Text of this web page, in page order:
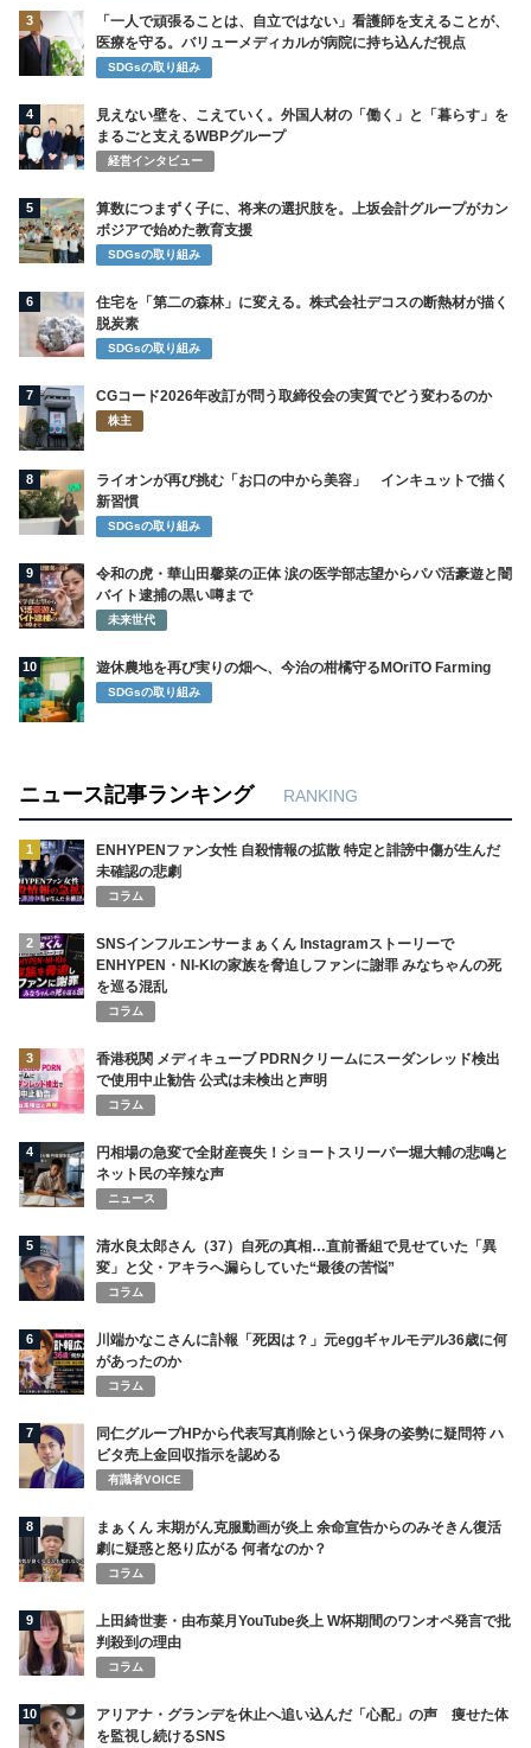
3
「一人で頑張ることは、自立ではない」看護師を支えることが、
医療を守る。バリューメディカルが病院に持ち込んだ視点
SDGsの取り組み
4
見えない壁を、こえていく。外国人材の「働く」と「暮らす」を
まるごと支えるWBPグループ
経営インタビュー
5
算数につまずく子に、将来の選択肢を。上坂会計グループがカン
ボジアで始めた教育支援
SDGsの取り組み
6
住宅を「第二の森林」に変える。株式会社デコスの断熱材が描く
脱炭素
SDGsの取り組み
7 CGコード2026年改訂が問う取締役会の実質でどう変わるのか
株主
8
ライオンが再び挑む「お口の中から美容」 インキュットで描く
新習慣
SDGsの取り組み
9
令和の虎・華山田馨菜の正体 涙の医学部志望からパパ活豪遊と闇
バイト逮捕の黒い噂まで
未来世代
10 遊休農地を再び実りの畑へ、今治の柑橘守るMOriTO Farming
SDGsの取り組み
ニュース記事ランキング RANKING
1
ENHYPENファン女性 自殺情報の拡散 特定と誹謗中傷が生んだ
未確認の悲劇
コラム
2
SNSインフルエンサーまぁくん Instagramストーリーで
ENHYPEN・NI-KIの家族を脅迫しファンに謝罪 みなちゃんの死
を巡る混乱
コラム
3
香港税関 メディキューブ PDRNクリームにスーダンレッド検出
で使用中止勧告 公式は未検出と声明
コラム
4
円相場の急変で全財産喪失！ショートスリーパー堀大輔の悲鳴と
ネット民の辛辣な声
ニュース
5
清水良太郎さん（37）自死の真相…直前番組で見せていた「異
変」と父・アキラへ漏らしていた“最後の苦悩”
コラム
6
川端かなこさんに訃報「死因は？」元eggギャルモデル36歳に何
があったのか
コラム
7
同仁グループHPから代表写真削除という保身の姿勢に疑問符 ハ
ビタ売上金回収指示を認める
有識者VOICE
8
まぁくん 末期がん克服動画が炎上 余命宣告からのみそきん復活
劇に疑惑と怒り広がる 何者なのか？
コラム
9
上田綺世妻・由布菜月YouTube炎上 W杯期間のワンオペ発言で批
判殺到の理由
コラム
10
アリアナ・グランデを休止へ追い込んだ「心配」の声 痩せた体
を監視し続けるSNS